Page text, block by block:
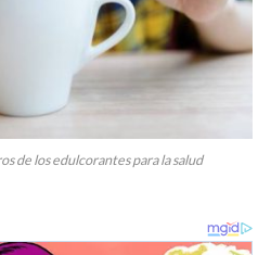
de los edulcorantes para la salud